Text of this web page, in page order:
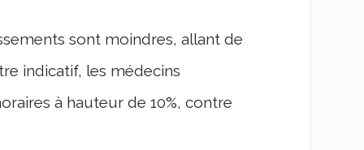
sont moindres, allant de
indicatif, les médecins
à hauteur de 10%, contre